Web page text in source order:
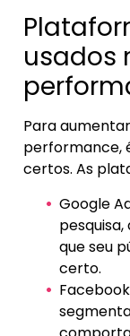
usados
Para
performance,
certos. As
Google
que seu
certo.